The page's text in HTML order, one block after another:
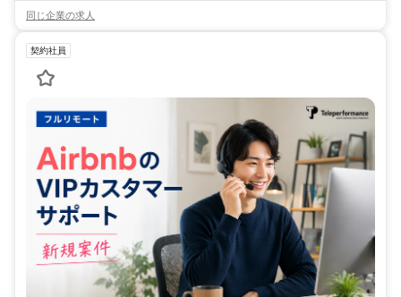
同じ企業の求人
契約社員